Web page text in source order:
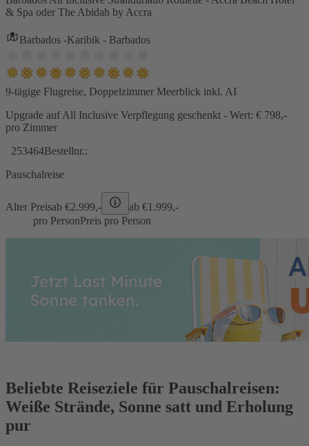
& Spa oder The Abidah by Accra
Barbados -Karibik - Barbados
9-tägige Flugreise, Doppelzimmer Meerblick inkl. AI
Upgrade auf All Inclusive Verpflegung geschenkt - Wert: € 798,-
pro Zimmer
253464Bestellnr.:
Pauschalreise
Alter Preisab €2.999,- ab €1.999,-
pro PersonPreis pro Person
Beliebte Reiseziele für Pauschalreisen:
Weiße Strände, Sonne satt und Erholung
pur